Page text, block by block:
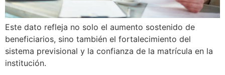
Este dato refleja no solo el aumento sostenido de
beneficiarios, sino también el fortalecimiento del
sistema previsional y la confianza de la matrícula en la
institución.